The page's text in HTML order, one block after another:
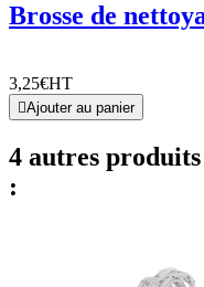
Brosse de
3,25€HT
Ajouter au panier
4 autres
: